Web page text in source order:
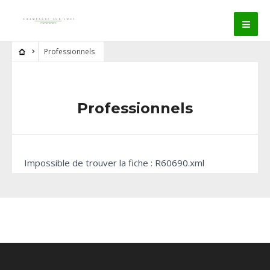
Professionnels
Professionnels
Impossible de trouver la fiche : R60690.xml